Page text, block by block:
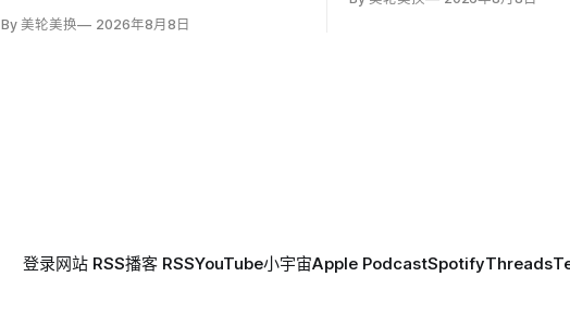
马」，并对国家安全和共和国构成威胁，
By 美轮美换 2026年8月8日
全面条件：美国解除海上封锁
登录网站 RSS播客 RSSYouTube小宇宙Apple PodcastSpotifyThreads